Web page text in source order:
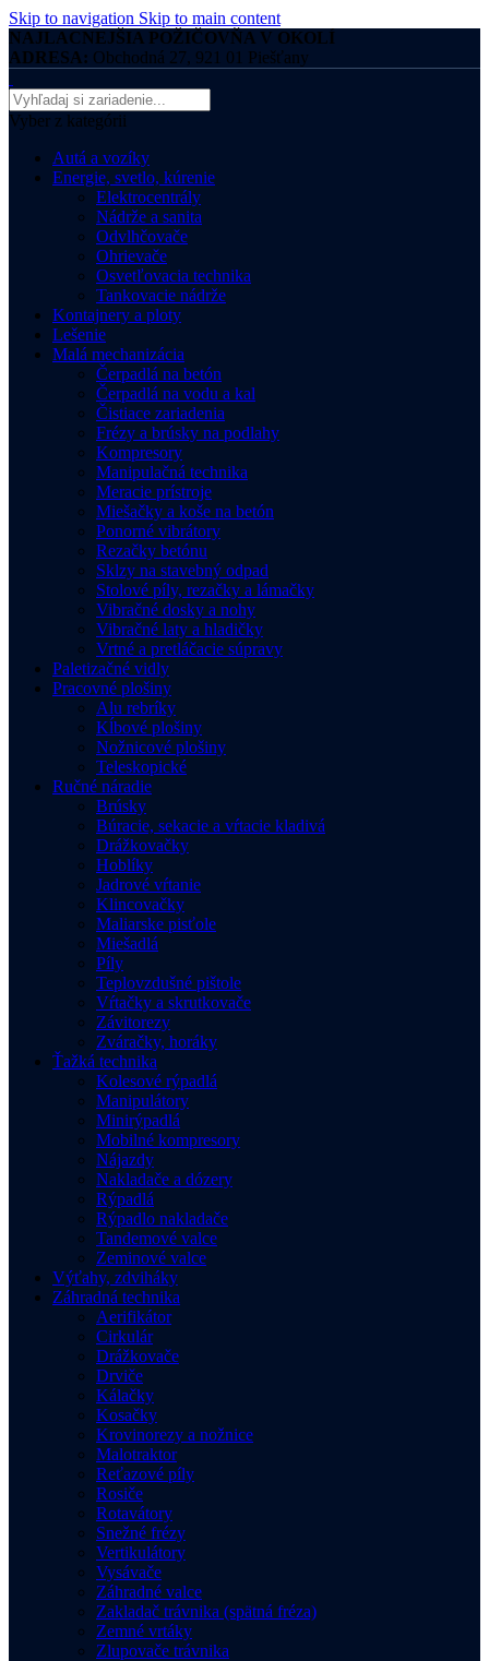
Skip to navigation Skip to main content
NAJLACNEJŠIA POŽIČOVŇA V OKOLÍ
ADRESA: Obchodná 27, 921 01 Piešťany
Vyber z kategórii
Autá a vozíky
Energie, svetlo, kúrenie
Elektrocentrály
Nádrže a sanita
Odvlhčovače
Ohrievače
Osvetľovacia technika
Tankovacie nádrže
Kontajnery a ploty
Lešenie
Malá mechanizácia
Čerpadlá na betón
Čerpadlá na vodu a kal
Čistiace zariadenia
Frézy a brúsky na podlahy
Kompresory
Manipulačná technika
Meracie prístroje
Miešačky a koše na betón
Ponorné vibrátory
Rezačky betónu
Sklzy na stavebný odpad
Stolové píly, rezačky a lámačky
Vibračné dosky a nohy
Vibračné laty a hladičky
Vrtné a pretláčacie súpravy
Paletizačné vidly
Pracovné plošiny
Alu rebríky
Kĺbové plošiny
Nožnicové plošiny
Teleskopické
Ručné náradie
Brúsky
Búracie, sekacie a vŕtacie kladivá
Drážkovačky
Hoblíky
Jadrové vŕtanie
Klincovačky
Maliarske pisťole
Miešadlá
Píly
Teplovzdušné pištole
Vŕtačky a skrutkovače
Závitorezy
Zváračky, horáky
Ťažká technika
Kolesové rýpadlá
Manipulátory
Minirýpadlá
Mobilné kompresory
Nájazdy
Nakladače a dózery
Rýpadlá
Rýpadlo nakladače
Tandemové valce
Zeminové valce
Výťahy, zdviháky
Záhradná technika
Aerifikátor
Cirkulár
Drážkovače
Drviče
Kálačky
Kosačky
Krovinorezy a nožnice
Malotraktor
Reťazové píly
Rosiče
Rotavátory
Snežné frézy
Vertikulátory
Vysávače
Záhradné valce
Zakladač trávnika (spätná fréza)
Zemné vrtáky
Zlupovače trávnika